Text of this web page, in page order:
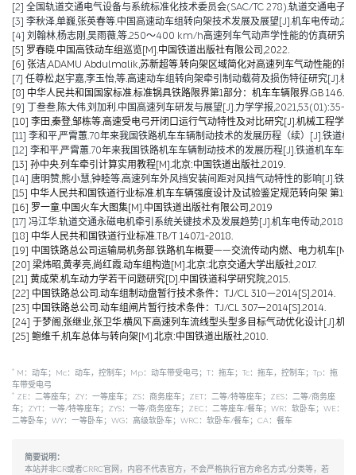
[2] 全国轨道交通电气设备与系统标准化技术委员会(SAC/TC 278).轨道交通电
[3] 李秋泽,单巍,张英春等.中国高速动车组转向架技术发展及展望[J].机车电传动
[4] 刘翰林,杨志刚,吴雨薇,等.250～400 km/h高速列车气动声学性能的仿真研究
[5] 罗春晓.中国高铁动车组巡览[M].中国铁道出版社有限公司,2022.
[6] 张洁,ADAMU Abdulmalik,苏新超等.转向架区域简化对高速列车气动性能的
[7] 任尊松,赵宇嘉,李玉怡,等.高速动车组转向架牵引制动载荷及损伤特征研究[J].机
[8] 中华人民共和国国家标准.标准锅具铁路限界第1部分：机车车辆限界.GB
[9] 丁叁叁,陈大伟,刘加利.中国高速列车研发与展望[J].力学学报,2021,53(01):35-
[10] 李田,秦登,邹栋等.高速受电弓开闭口运行气动特性及对比研究[J].机械工程学
[11] 李和平,严霄蕙.70年来我国铁路机车车辆制动技术的发展历程（续）[J].铁道
[12] 李和平,严霄蕙.70年来我国铁路机车车辆制动技术的发展历程[J].铁道机车车
[13] 孙中央.列车牵引计算实用教程[M].北京:中国铁道出版社,2019.
[14] 唐明赞,熊小慧,钟睦等.高速列车外风挡安装间距对风挡气动特性的影响[J].铁
[15] 中华人民共和国铁道行业标准.机车车辆强度设计及试验鉴定规范转向架 第1
[16] 罗一童.中国火车大图集[M].中国铁道出版社有限公司,2019
[17] 冯江华.轨道交通永磁电机牵引系统关键技术及发展趋势[J].机车电传动
[18] 中华人民共和国铁道行业标准.TB/T 1407.1-2018.
[19] 中国铁路总公司运输局机务部.铁路机车概要——交流传动内燃、电力机车[M].
[20] 梁炜昭,黄孝亮,尚红霞.动车组构造[M].北京:北京交通大学出版社,2017.
[21] 黄成荣.机车动力学若干问题研究[D].中国铁道科学研究院,2015.
[22] 中国铁路总公司.动车组制动盘暂行技术条件：TJ/CL 310—2014[S].2014.
[23] 中国铁路总公司.动车组闸片暂行技术条件：TJ/CL 307—2014[S].2014.
[24] 于梦阁,张继业,张卫华.横风下高速列车流线型头型多目标气动优化设计[J].机
[25] 鲍维千,机车总体与转向架[M].北京:中国铁道出版社,2010.
* M：动车；Mc：动车，控制车；Mp：动车带受电弓；T：拖车；Tc：拖车，控制车；Tp：拖
车带受电弓
* ZE：二等座车；ZY：一等座车；ZS：商务座车；ZET：二等/特等座车；ZES：二等/商务座
车；ZYT：一等/特等座车；ZYS：一等/商务座车；ZEC：二等座车/餐车；WR：软卧车；WE：
二等卧车；WY：一等卧车；WG：高级软卧车；WRC：软卧车/餐车；CA：餐车
简要说明：
本站并非CR或者CRRC官网，内容不代表官方，不会严格执行官方命名方式/分类等，若